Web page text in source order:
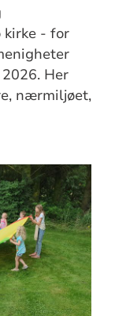
kirke - for
Her
nærmiljøet,